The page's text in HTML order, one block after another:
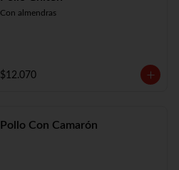
Con almendras
$12.070
Pollo Con Camarón